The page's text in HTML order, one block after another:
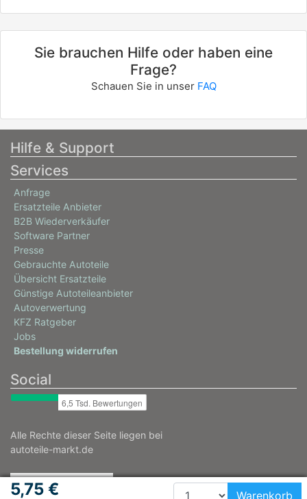
5,75 € Warenkorb
Sie brauchen Hilfe oder haben eine
Frage?
Schauen Sie in unser FAQ
Hilfe & Support
Services
Anfrage
Ersatzteile Anbieter
B2B Wiederverkäufer
Software Partner
Presse
Gebrauchte Autoteile
Übersicht Ersatzteile
Günstige Autoteileanbieter
Autoverwertung
KFZ Ratgeber
Jobs
Bestellung widerrufen
Social
Alle Rechte dieser Seite liegen bei
autoteile-markt.de